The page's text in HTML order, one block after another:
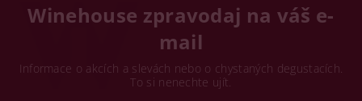
Winehouse zpravodaj na váš e-
mail
Informace o akcích a slevách nebo o chystaných degustacích.
To si nenechte ujít.